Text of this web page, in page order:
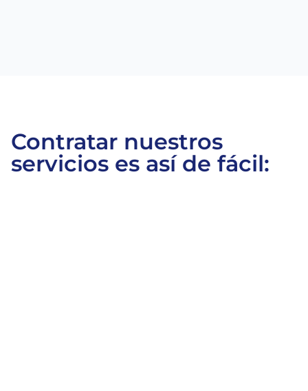
Contratar nuestros
servicios es así de fácil: